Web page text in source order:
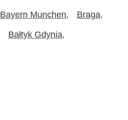
Bayern Munchen Braga
Bałtyk Gdynia